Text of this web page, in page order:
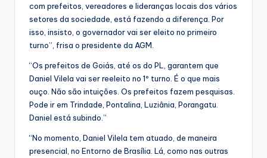
com prefeitos, vereadores e lideranças locais dos vários
setores da sociedade, está fazendo a diferença. Por
isso, insisto, o governador vai ser eleito no primeiro
turno”, frisa o presidente da AGM.
“Os prefeitos de Goiás, até os do PL, garantem que
Daniel Vilela vai ser reeleito no 1º turno. É o que mais
ouço. Não são intuições. Os prefeitos fazem pesquisas.
Pode ir em Trindade, Pontalina, Luziânia, Porangatu.
Daniel está subindo.”
“No momento, Daniel Vilela tem atuado, de maneira
presencial, no Entorno de Brasília. Lá, como nas outras